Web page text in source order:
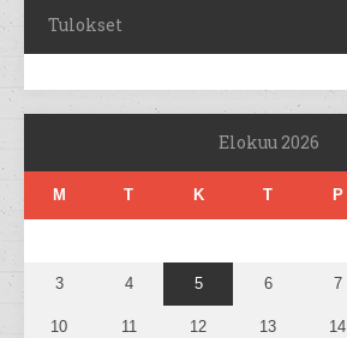
Tulokset
Elokuu 2026
M T K T P
3 4 5 6 7
10 11 12 13 14